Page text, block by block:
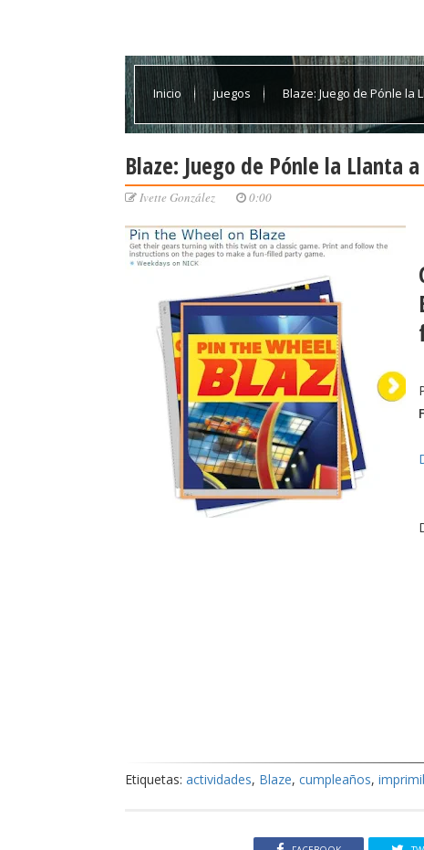
Inicio juegos Blaze: Juego de Pónle la
Blaze: Juego de Pónle la Llanta
Ivette González 0:00
Etiquetas: actividades, Blaze, cumpleaños,